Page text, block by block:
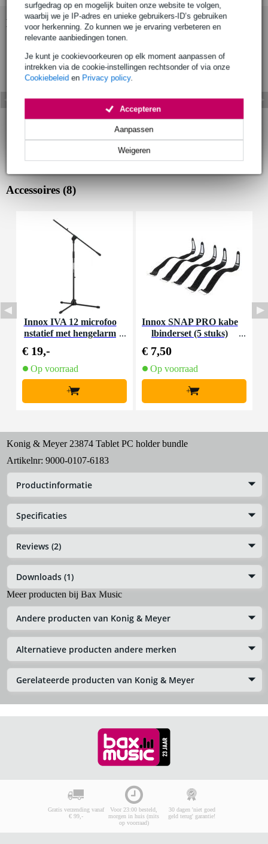
surfgedrag op en mogelijk buiten onze website te volgen,
waarbij we je IP-adres en unieke gebruikers-ID’s gebruiken
voor herkenning. Zo kunnen we je ervaring verbeteren en
relevante aanbiedingen tonen.
Je kunt je cookievoorkeuren op elk moment aanpassen of
intrekken via de cookie-instellingen rechtsonder of via onze
Cookiebeleid en Privacy policy.
Weigeren
Aanpassen
Accepteren
Bekijk ook eens (1)
Accessoires (8)
Innox IVA 12 microfoo
nstatief met hengelarm
€ 19,-
Op voorraad
+
Innox SNAP PRO kabe
lbinderset (5 stuks)
€ 7,50
Op voorraad
+
Konig & Meyer 23874 Tablet PC holder bundle
Artikelnr: 9000-0107-6183
Productinformatie
Specificaties
Reviews (2)
Downloads (1)
Meer producten bij Bax Music
Andere producten van Konig & Meyer
Alternatieve producten andere merken
Gerelateerde producten van Konig & Meyer
Gratis verzending vanaf
€ 99,-
Voor 23:00 besteld,
morgen in huis (mits
op voorraad)
30 dagen 'niet goed
geld terug' garantie!